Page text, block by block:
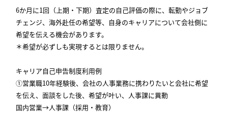
6か月に1回（上期・下期）査定の自己評価の際に、転勤やジョブ
チェンジ、海外赴任の希望等、自身のキャリアについて会社側に
希望を伝える機会があります。
＊希望が必ずしも実現するとは限りません。
キャリア自己申告制度利用例
①営業職10年経験後、会社の人事業務に携わりたいと会社に希望
を伝え、面談をした後、希望が叶い、人事課に異動
国内営業→人事課（採用・教育）